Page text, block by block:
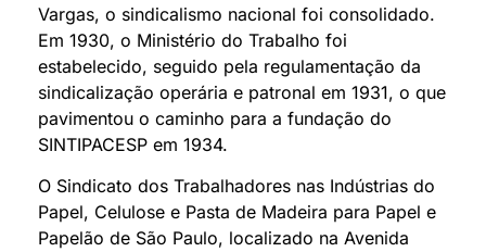
Vargas, o sindicalismo nacional foi consolidado.
Em 1930, o Ministério do Trabalho foi
estabelecido, seguido pela regulamentação da
sindicalização operária e patronal em 1931, o que
pavimentou o caminho para a fundação do
SINTIPACESP em 1934.
O Sindicato dos Trabalhadores nas Indústrias do
Papel, Celulose e Pasta de Madeira para Papel e
Papelão de São Paulo, localizado na Avenida